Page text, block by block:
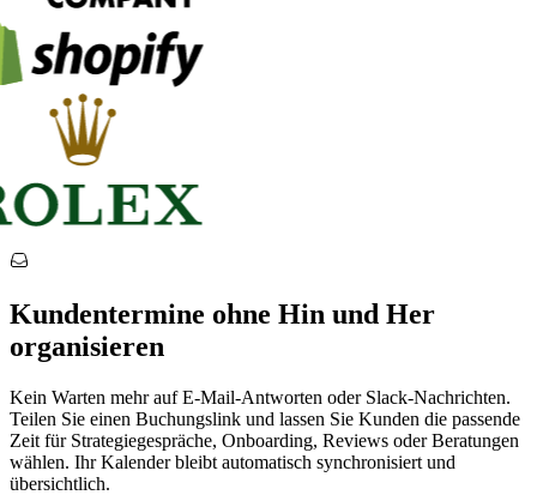
Kundentermine ohne Hin und Her
organisieren
Kein Warten mehr auf E-Mail-Antworten oder Slack-Nachrichten.
Teilen Sie einen Buchungslink und lassen Sie Kunden die passende
Zeit für Strategiegespräche, Onboarding, Reviews oder Beratungen
wählen. Ihr Kalender bleibt automatisch synchronisiert und
übersichtlich.